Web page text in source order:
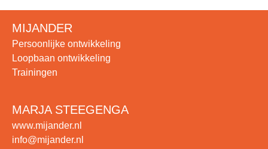
MIJANDER
Persoonlijke ontwikkeling
Loopbaan ontwikkeling
Trainingen
MARJA STEEGENGA
www.mijander.nl
info@mijander.nl